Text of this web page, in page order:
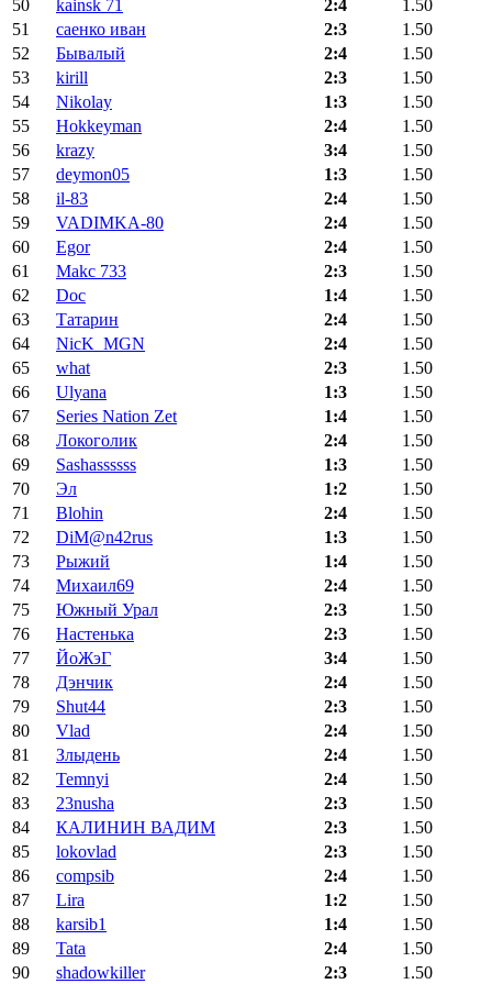
50 kainsk 71 2:4
1.50
51
саенко иван 2:3
1.50
52
Бывалый 2:4
1.50
53
kirill 2:3
1.50
54
Nikolay 1:3
1.50
55
Hokkeyman 2:4
1.50
56
krazy 3:4
1.50
57
deymon05 1:3
1.50
58
il-83 2:4
1.50
59
VADIMKA-80 2:4
1.50
60
Egor 2:4
1.50
61
Makc 733 2:3
1.50
62
Doc 1:4
1.50
63
Татарин 2:4
1.50
64
NicK_MGN 2:4
1.50
65
what 2:3
1.50
66
Ulyana 1:3
1.50
67
Series Nation Zet 1:4
1.50
68
Локоголик 2:4
1.50
69
Sashassssss 1:3
1.50
70
Эл 1:2
1.50
71
Blohin 2:4
1.50
72
DiM@n42rus 1:3
1.50
73
Рыжий 1:4
1.50
74
Михаил69 2:4
1.50
75
Южный Урал 2:3
1.50
76
Настенька 2:3
1.50
77
ЙоЖэГ 3:4
1.50
78
Дэнчик 2:4
1.50
79
Shut44 2:3
1.50
80
Vlad 2:4
1.50
81
Злыдень 2:4
1.50
82
Temnyi 2:4
1.50
83
23nusha 2:3
1.50
84
КАЛИНИН ВАДИМ 2:3
1.50
85
lokovlad 2:3
1.50
86
compsib 2:4
1.50
87
Lira 1:2
1.50
88
karsib1 1:4
1.50
89
Tata 2:4
1.50
90
shadowkiller 2:3
1.50